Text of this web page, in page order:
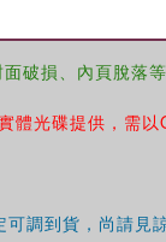
破損、內頁脫落
光碟提供，需
調到貨，尚請見諒